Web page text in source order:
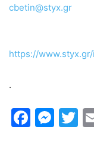
cbetin@styx.gr
https://
.